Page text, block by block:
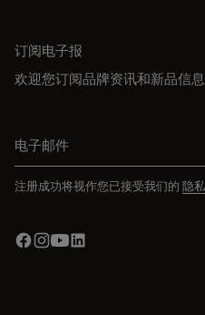
订阅电子报
欢迎您订阅品牌资讯和新品信
注册成功将视作您已接受我们的 隐